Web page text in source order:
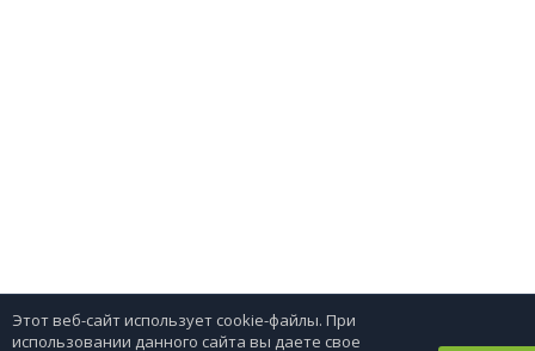
Этот веб-сайт использует cookie-файлы. При
использовании данного сайта вы даете свое